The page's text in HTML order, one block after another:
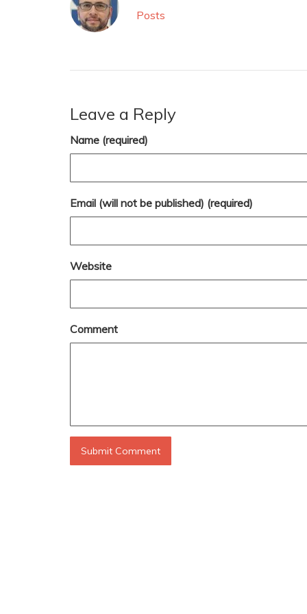
Posts
Leave a Reply
Name (required)
Email (will not be published) (required)
Website
Comment